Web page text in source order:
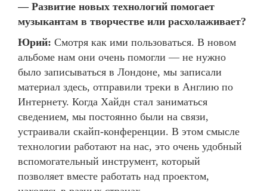
— Развитие новых технологий помогает
музыкантам в творчестве или расхолаживает?
Юрий: Смотря как ими пользоваться. В новом
альбоме нам они очень помогли — не нужно
было записываться в Лондоне, мы записали
материал здесь, отправили треки в Англию по
Интернету. Когда Хайдн стал заниматься
сведением, мы постоянно были на связи,
устраивали скайп-конференции. В этом смысле
технологии работают на нас, это очень удобный
вспомогательный инструмент, который
позволяет вместе работать над проектом,